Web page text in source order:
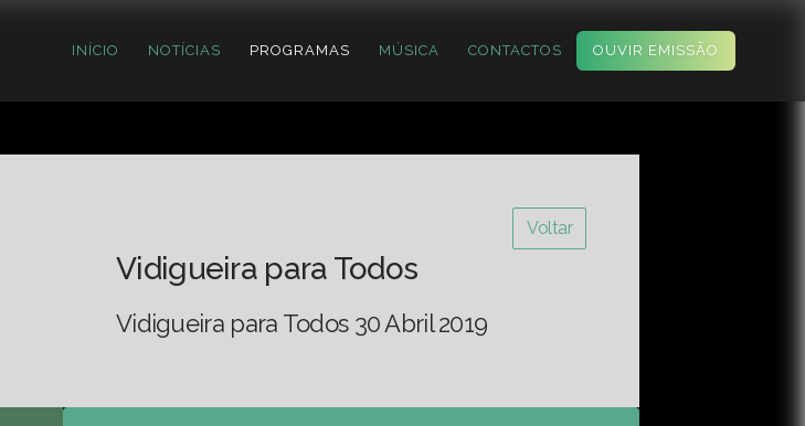
INÍCIO NOTÍCIAS PROGRAMAS MÚSICA CONTACTOS OUVIR EMISSÃO
Voltar
Vidigueira para Todos
Vidigueira para Todos 30 Abril 2019